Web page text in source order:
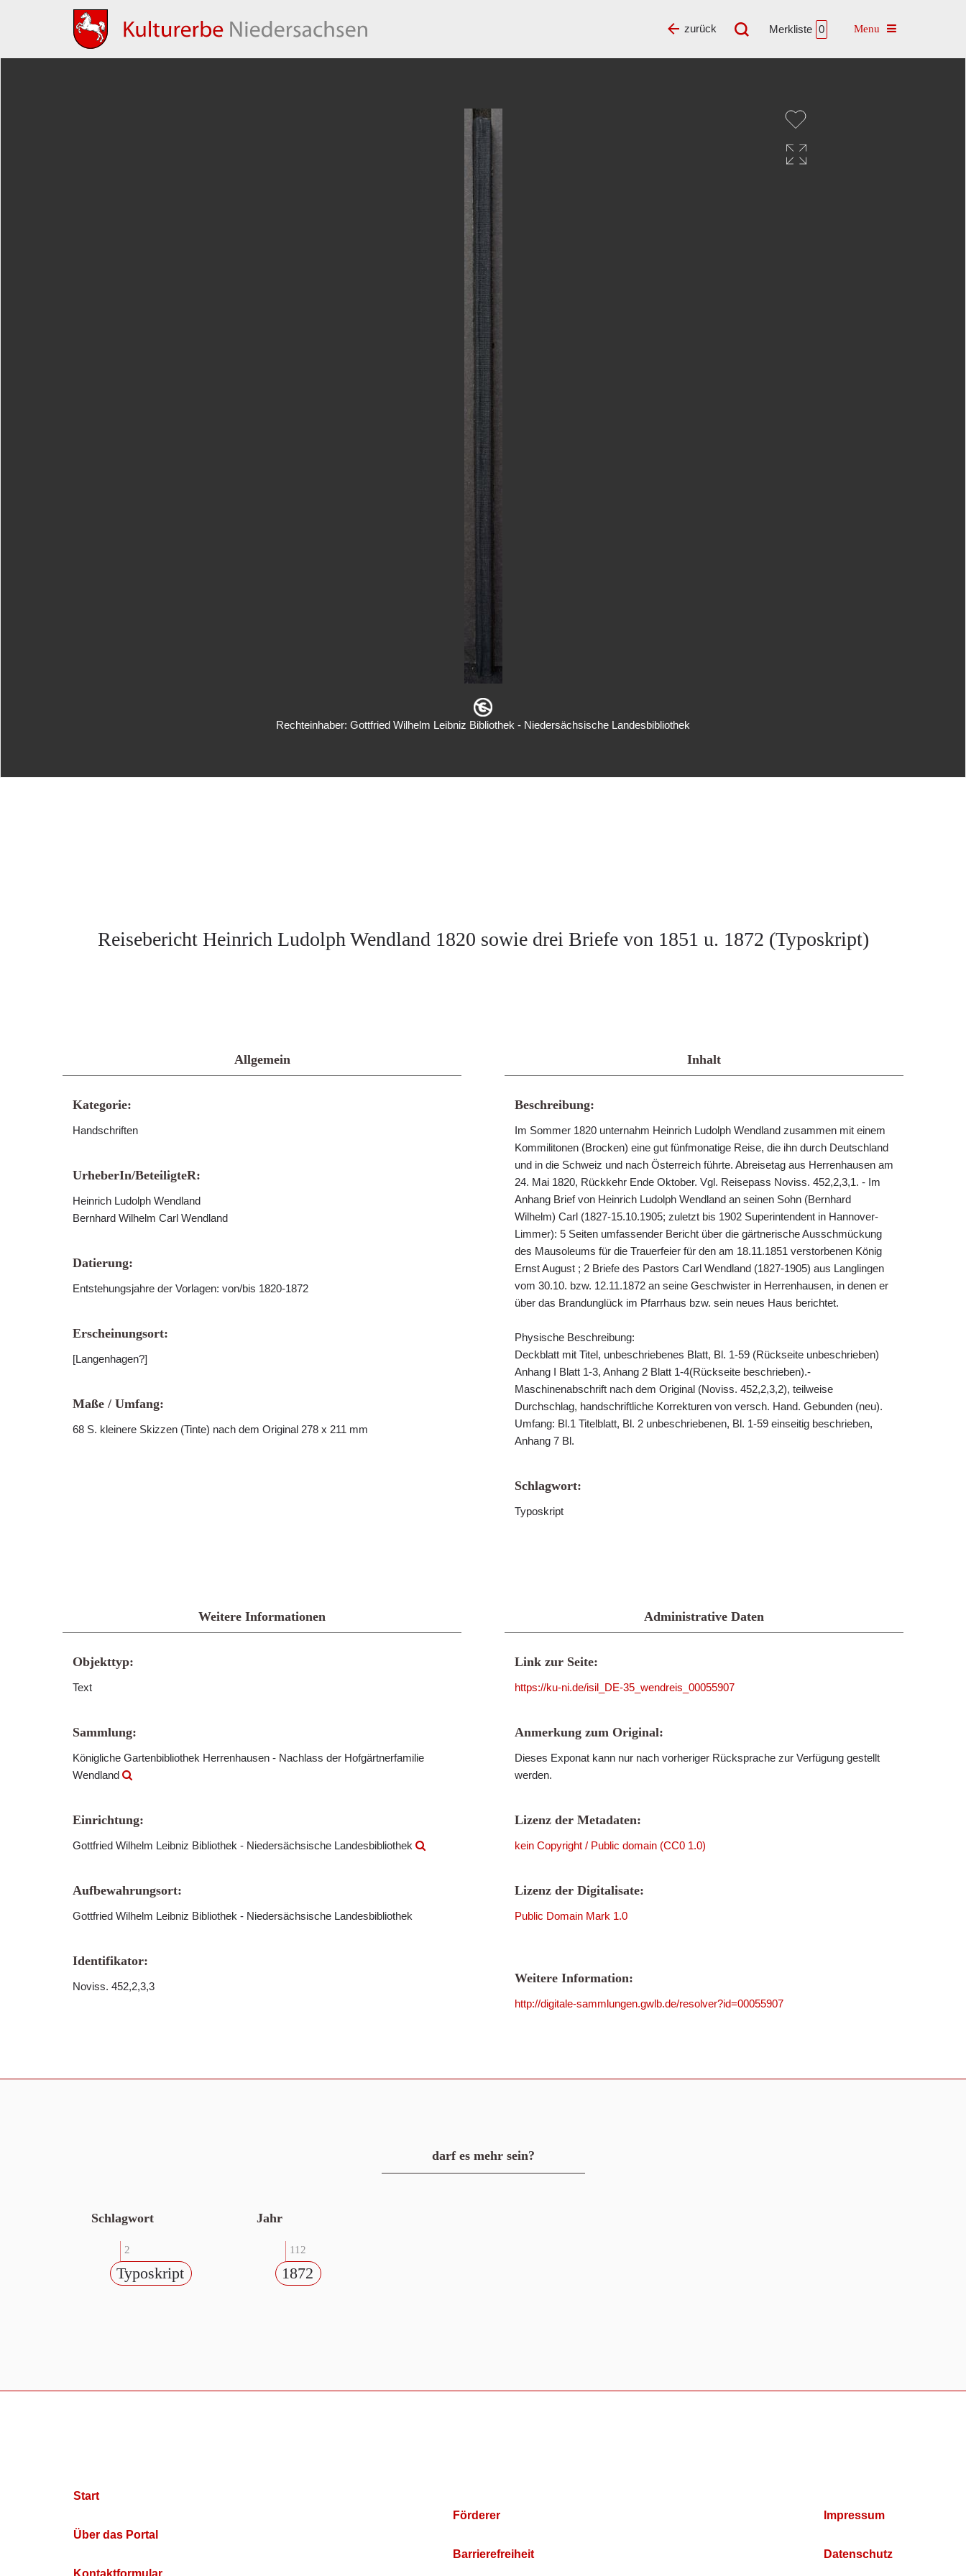
Merkliste 0 Toggle navigation
zurück
Rechteinhaber: Gottfried Wilhelm Leibniz Bibliothek - Niedersächsische Landesbibliothek
Reisebericht Heinrich Ludolph Wendland 1820 sowie drei Briefe von 1851 u. 1872 (Typoskript)
Allgemein
Kategorie:
Handschriften
UrheberIn/BeteiligteR:
Heinrich Ludolph Wendland
Bernhard Wilhelm Carl Wendland
Datierung:
Entstehungsjahre der Vorlagen: von/bis 1820-1872
Erscheinungsort:
[Langenhagen?]
Maße / Umfang:
68 S. kleinere Skizzen (Tinte) nach dem Original 278 x 211 mm
Inhalt
Beschreibung:
Im Sommer 1820 unternahm Heinrich Ludolph Wendland zusammen mit einem
Kommilitonen (Brocken) eine gut fünfmonatige Reise, die ihn durch Deutschland
und in die Schweiz und nach Österreich führte. Abreisetag aus Herrenhausen am
24. Mai 1820, Rückkehr Ende Oktober. Vgl. Reisepass Noviss. 452,2,3,1. - Im
Anhang Brief von Heinrich Ludolph Wendland an seinen Sohn (Bernhard
Wilhelm) Carl (1827-15.10.1905; zuletzt bis 1902 Superintendent in Hannover-
Limmer): 5 Seiten umfassender Bericht über die gärtnerische Ausschmückung
des Mausoleums für die Trauerfeier für den am 18.11.1851 verstorbenen König
Ernst August ; 2 Briefe des Pastors Carl Wendland (1827-1905) aus Langlingen
vom 30.10. bzw. 12.11.1872 an seine Geschwister in Herrenhausen, in denen er
über das Brandunglück im Pfarrhaus bzw. sein neues Haus berichtet.
Physische Beschreibung:
Deckblatt mit Titel, unbeschriebenes Blatt, Bl. 1-59 (Rückseite unbeschrieben)
Anhang I Blatt 1-3, Anhang 2 Blatt 1-4(Rückseite beschrieben).-
Maschinenabschrift nach dem Original (Noviss. 452,2,3,2), teilweise
Durchschlag, handschriftliche Korrekturen von versch. Hand. Gebunden (neu).
Umfang: Bl.1 Titelblatt, Bl. 2 unbeschriebenen, Bl. 1-59 einseitig beschrieben,
Anhang 7 Bl.
Schlagwort:
Typoskript
Weitere Informationen
Objekttyp:
Text
Sammlung:
Königliche Gartenbibliothek Herrenhausen - Nachlass der Hofgärtnerfamilie
Wendland
Einrichtung:
Gottfried Wilhelm Leibniz Bibliothek - Niedersächsische Landesbibliothek
Aufbewahrungsort:
Gottfried Wilhelm Leibniz Bibliothek - Niedersächsische Landesbibliothek
Identifikator:
Noviss. 452,2,3,3
Administrative Daten
Link zur Seite:
https://ku-ni.de/isil_DE-35_wendreis_00055907
Anmerkung zum Original:
Dieses Exponat kann nur nach vorheriger Rücksprache zur Verfügung gestellt
werden.
Lizenz der Metadaten:
kein Copyright / Public domain (CC0 1.0)
Lizenz der Digitalisate:
Public Domain Mark 1.0
Weitere Information:
http://digitale-sammlungen.gwlb.de/resolver?id=00055907
darf es mehr sein?
Schlagwort
2
Typoskript
Jahr
112
1872
Start
Über das Portal
Kontaktformular
Förderer
Barrierefreiheit
Impressum
Datenschutz